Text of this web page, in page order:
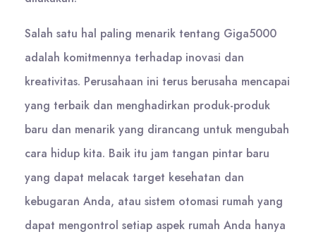
Salah satu hal paling menarik tentang Giga5000
adalah komitmennya terhadap inovasi dan
kreativitas. Perusahaan ini terus berusaha mencapai
yang terbaik dan menghadirkan produk-produk
baru dan menarik yang dirancang untuk mengubah
cara hidup kita. Baik itu jam tangan pintar baru
yang dapat melacak target kesehatan dan
kebugaran Anda, atau sistem otomasi rumah yang
dapat mengontrol setiap aspek rumah Anda hanya